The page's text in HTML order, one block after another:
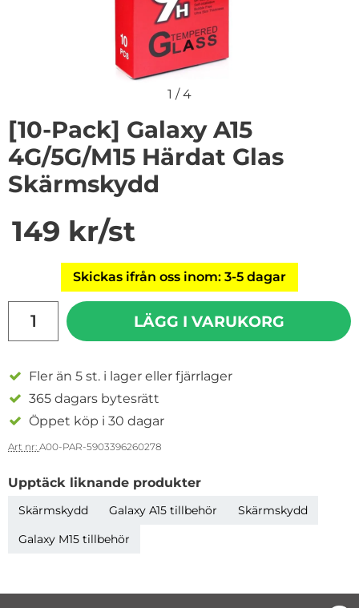
1 /4
[10-Pack] Galaxy A15
4G/5G/M15 Härdat Glas
Skärmskydd
pris
149 kr/st
Skickas ifrån oss inom: 3-5 dagar
LÄGG I VARUKORG
Fler än 5 st. i lager eller fjärrlager
365 dagars bytesrätt
Öppet köp i 30 dagar
Art nr: A00-PAR-5903396260278
Upptäck liknande produkter
Skärmskydd Galaxy A15 tillbehör
Skärmskydd
Galaxy M15 tillbehör